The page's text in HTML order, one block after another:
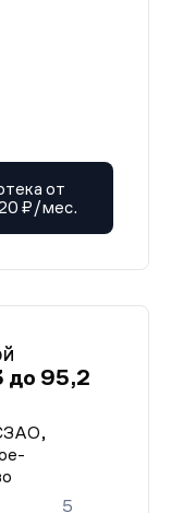
от
₽/мес.
до 95,2
5